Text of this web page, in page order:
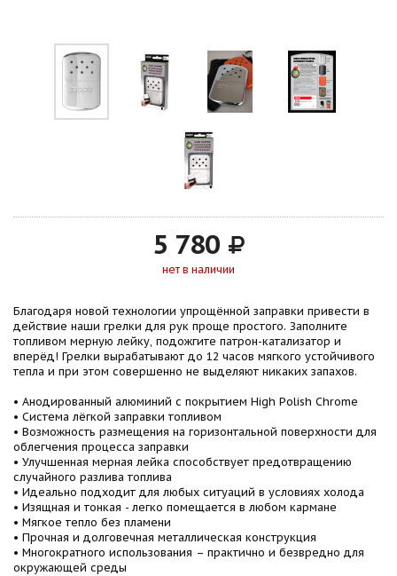
5 780
нет в наличии
Благодаря новой технологии упрощённой заправки привести в
действие наши грелки для рук проще простого. Заполните
топливом мерную лейку, подожгите патрон-катализатор и
вперёд! Грелки вырабатывают до 12 часов мягкого устойчивого
тепла и при этом совершенно не выделяют никаких запахов.
• Анодированный алюминий с покрытием High Polish Chrome
• Система лёгкой заправки топливом
• Возможность размещения на горизонтальной поверхности для
облегчения процесса заправки
• Улучшенная мерная лейка способствует предотвращению
случайного разлива топлива
• Идеально подходит для любых ситуаций в условиях холода
• Изящная и тонкая - легко помещается в любом кармане
• Мягкое тепло без пламени
• Прочная и долговечная металлическая конструкция
• Многократного использования – практично и безвредно для
окружающей среды